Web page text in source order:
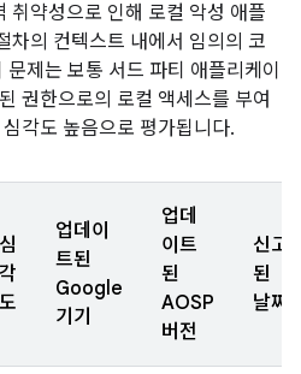
취약성으로 인해 로컬 악성 애플
차의 컨텍스트 내에서 임의의 코
제는 보통 서드 파티 애플리케이
권한으로의 로컬 액세스를 부여
각도 높음으로 평가됩니다.
심
각
도
업데이
트된
Google
기기
업데
이트
된
AOSP
버전
신고
된
날짜